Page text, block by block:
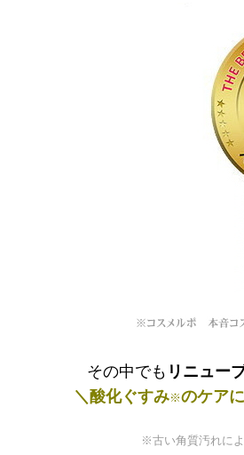
その中でも リニュー
＼酸化ぐすみ※のケア
※古い角質汚れに